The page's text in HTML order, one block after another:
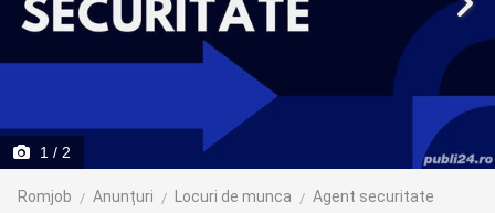
1 / 2
Romjob Anunțuri Locuri de munca Agent securitate